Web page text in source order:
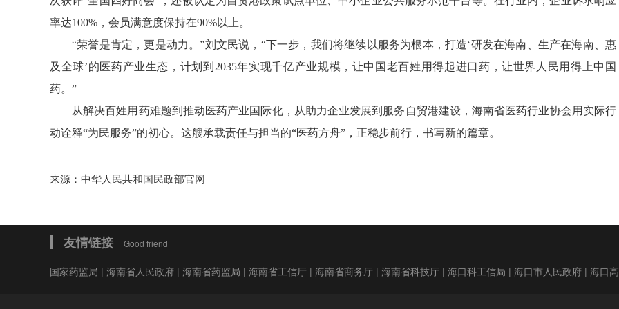
率达100%，会员满意度保持在90%以上。
“荣誉是肯定，更是动力。”刘文民说，“下一步，我们将继续以服务为根本，打造‘研发在海南、生产在海南、惠
及全球’的医药产业生态，计划到2035年实现千亿产业规模，让中国老百姓用得起进口药，让世界人民用得上中国
药。”
从解决百姓用药难题到推动医药产业国际化，从助力企业发展到服务自贸港建设，海南省医药行业协会用实际行
动诠释“为民服务”的初心。这艘承载责任与担当的“医药方舟”，正稳步前行，书写新的篇章。
来源：中华人民共和国民政部官网
友情链接 Good friend
国家药监局 | 海南省人民政府 | 海南省药监局 | 海南省工信厅 | 海南省商务厅 | 海南省科技厅 | 海口科工信局 | 海口市人民政府 | 海口